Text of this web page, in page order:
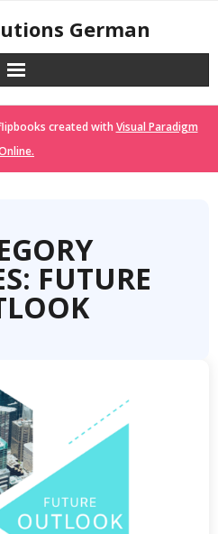
German
created with Visual Paradigm
FUTURE